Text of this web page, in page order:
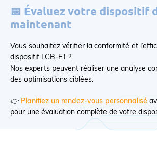
📅 Évaluez votre dispositif
maintenant
Vous souhaitez vérifier la conformité et
dispositif LCB-FT ?
Nos experts peuvent réaliser une analyse
des optimisations ciblées.
👉 Planifiez un rendez-vous personnalisé
pour une évaluation complète de votre